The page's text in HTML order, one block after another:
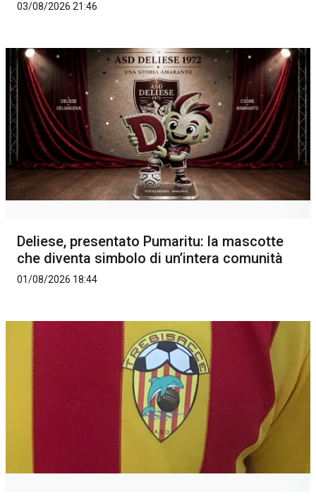
03/08/2026 21:46
Deliese, presentato Pumaritu: la mascotte
che diventa simbolo di un’intera comunità
01/08/2026 18:44